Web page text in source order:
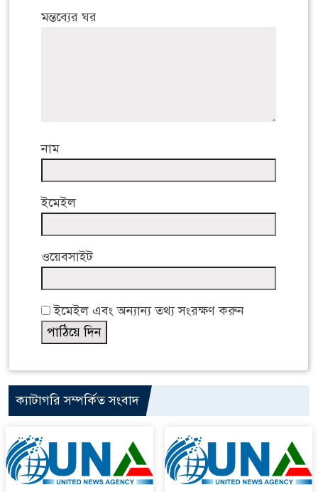
মন্তব্যের ঘর
নাম
ইমেইল
ওয়েবসাইট
ইমেইল এবং অন্যান্য তথ্য সংরক্ষণ করুন
ক্যাটাগরি সম্পর্কিত সংবাদ